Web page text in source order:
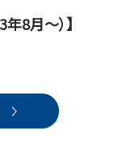
8月～）】